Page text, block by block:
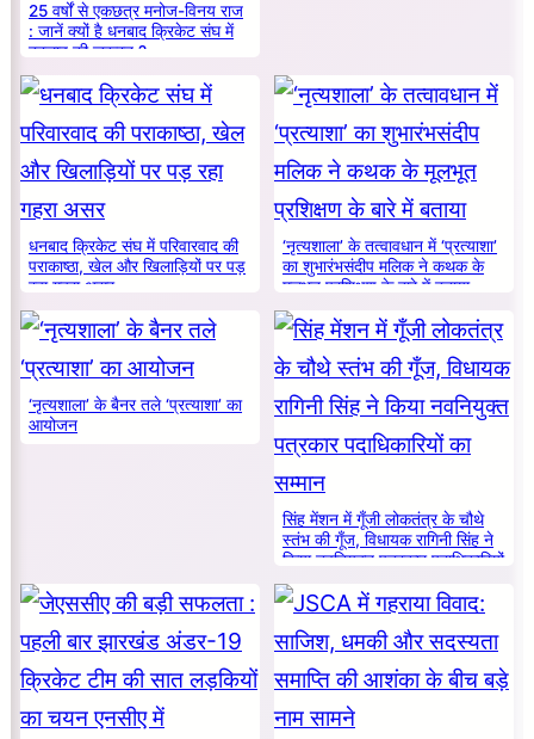
25 वर्षों से एकछत्र मनोज-विनय राज
: जानें क्यों है धनबाद क्रिकेट संघ में
बदलाव की जरूरत ?
धनबाद क्रिकेट संघ में परिवारवाद की
पराकाष्ठा, खेल और खिलाड़ियों पर पड़
रहा गहरा असर
‘नृत्यशाला’ के तत्वावधान में ‘प्रत्याशा’
का शुभारंभसंदीप मलिक ने कथक के
मूलभूत प्रशिक्षण के बारे में बताया
‘नृत्यशाला’ के बैनर तले ‘प्रत्याशा’ का
आयोजन
सिंह मेंशन में गूँजी लोकतंत्र के चौथे
स्तंभ की गूँज, विधायक रागिनी सिंह ने
किया नवनियुक्त पत्रकार पदाधिकारियों
का सम्मान